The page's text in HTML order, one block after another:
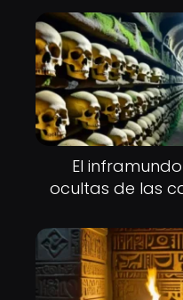
El
ocultas de las